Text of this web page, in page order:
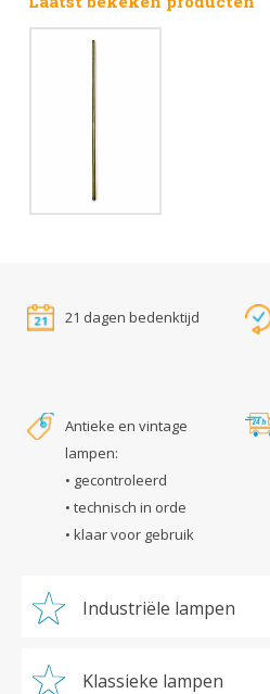
21 dagen bedenktijd
Antieke en vintage
lampen:
• gecontroleerd
• technisch in orde
• klaar voor gebruik
Industriële lampen
Klassieke lampen